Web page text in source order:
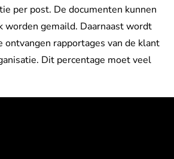
per post. De documenten kunnen
worden gemaild. Daarnaast wordt
ontvangen rapportages van de klant
Dit percentage moet veel